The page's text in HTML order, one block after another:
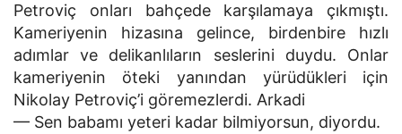
Petroviç onları bahçede karşılamaya çıkmıştı.
Kameriyenin hizasına gelince, birdenbire hızlı
adımlar ve delikanlıların seslerini duydu. Onlar
kameriyenin öteki yanından yürüdükleri için
Nikolay Petroviç’i göremezlerdi. Arkadi
— Sen babamı yeteri kadar bilmiyorsun, diyordu.